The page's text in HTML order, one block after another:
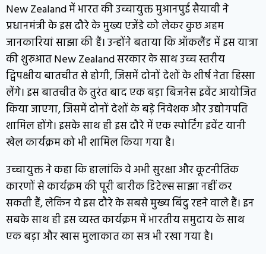
New Zealand में भारत की उच्चायुक्त मुआनपुई सैयावी ने
प्रधानमंत्री के इस दौरे के मुख्य एजेंडे को लेकर कुछ अहम
जानकारियां साझा की हैं। उन्होंने बताया कि ऑकलैंड में इस यात्रा
की शुरुआत New Zealand सरकार के साथ उच्च स्तरीय
द्विपक्षीय बातचीत से होगी, जिसमें दोनों देशों के शीर्ष नेता हिस्सा
लेंगे। इस बातचीत के तुरंत बाद एक बड़ा बिजनेस इवेंट आयोजित
किया जाएगा, जिसमें दोनों देशों के बड़े निवेशक और उद्योगपति
शामिल होंगे। इसके साथ ही इस दौरे में एक स्पोर्टिंग इवेंट यानी
खेल कार्यक्रम को भी शामिल किया गया है।
उच्चायुक्त ने कहा कि हालांकि वे अभी सुरक्षा और कूटनीतिक
कारणों से कार्यक्रम की पूरी बारीक डिटेल्स साझा नहीं कर
सकती हैं, लेकिन ये इस दौरे के सबसे मुख्य बिंदु रहने वाले हैं। इन
सबके साथ ही इस व्यस्त कार्यक्रम में भारतीय समुदाय के साथ
एक बड़ा और खास मुलाकात का सत्र भी रखा गया है।